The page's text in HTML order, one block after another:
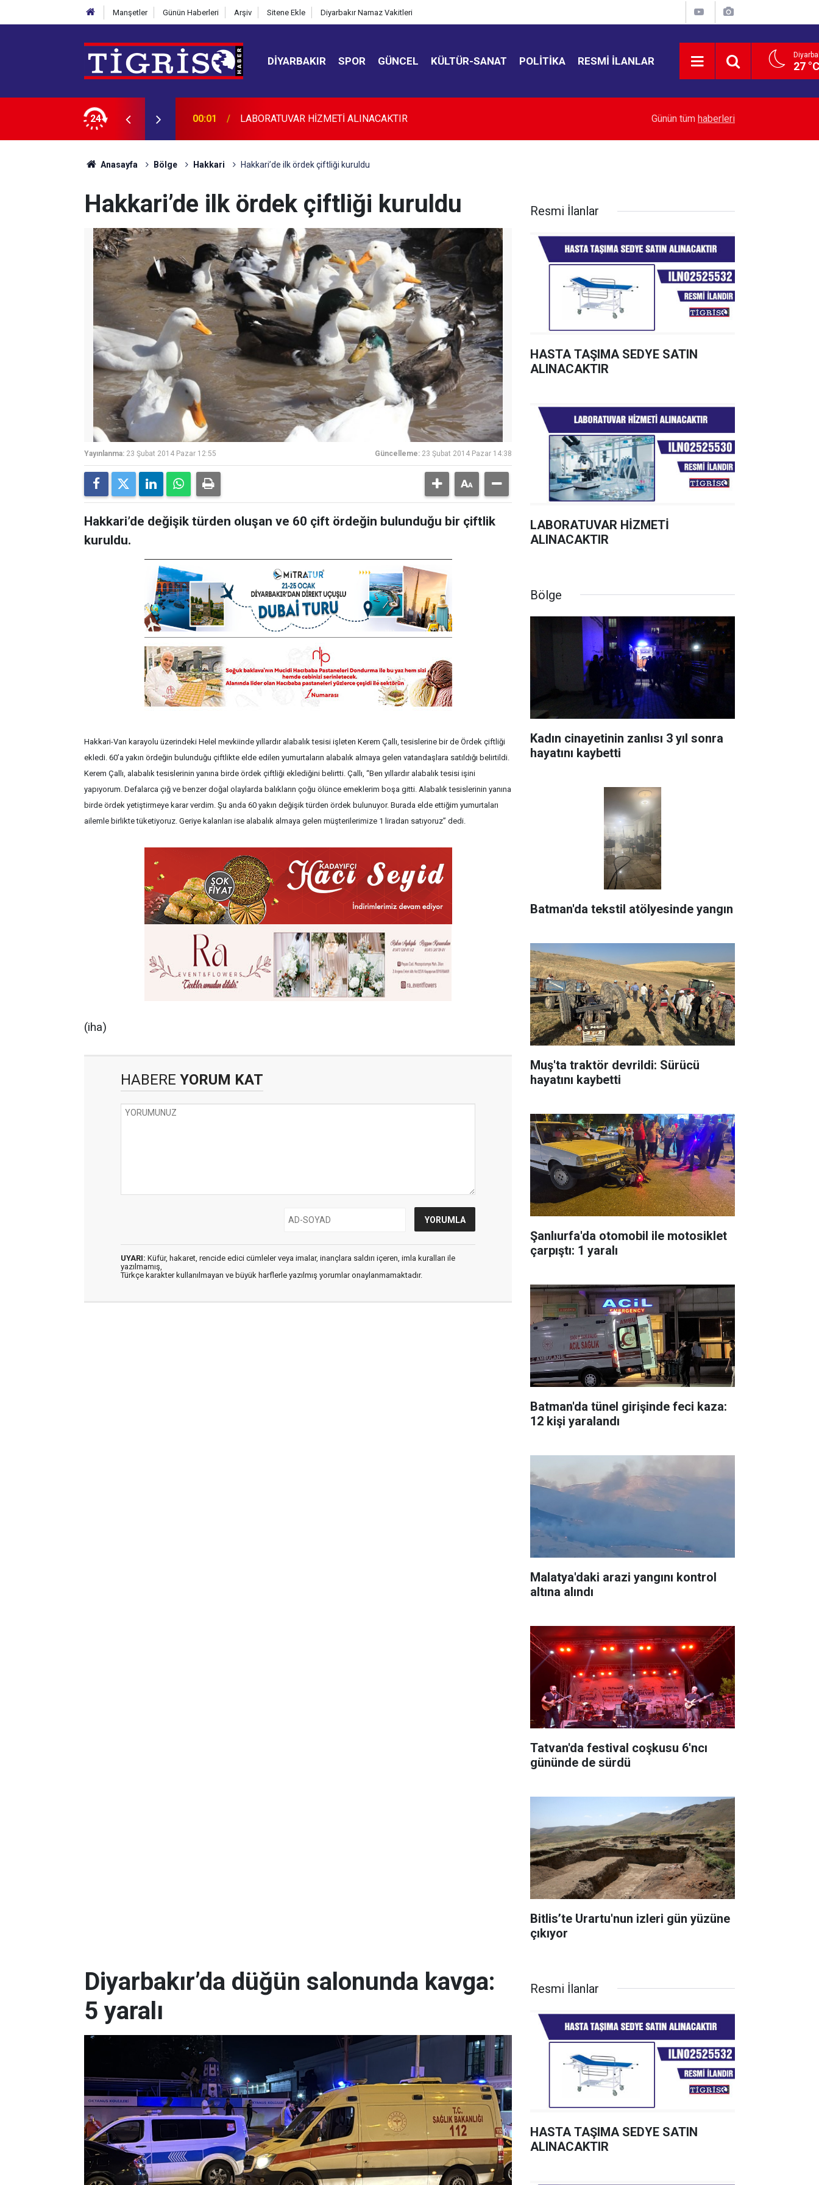
Manşetler Günün Haberleri Arşiv Sitene Ekle Diyarbakır Namaz Vakitleri
DIYARBAKIR SPOR GÜNCEL KÜLTÜR-SANAT POLITIKA RESMI İLANLAR 27
24 23:45 Diyarbakır’da düğün salonunda kavga: 5 yaralı Yemen’de ölü sayısı 38’e yükseldi
Günün tüm haberleri
Anasayfa Bölge Hakkari Hakkari’de ilk ördek çiftliği kuruldu
Hakkari’de ilk ördek çiftliği kuruldu
Yayınlanma: 23 Şubat 2014 Pazar 12:55 Güncelleme: 23 Şubat 2014 Pazar 14:38
Hakkari’de değişik türden oluşan ve 60 çift ördeğin bulunduğu bir çiftlik
kuruldu.
Hakkari-Van karayolu üzerindeki Helel mevkiinde yıllardır alabalık tesisi işleten Kerem Çallı, tesislerine bir de Ördek çiftliği
ekledi. 60’a yakın ördeğin bulunduğu çiftlikte elde edilen yumurtaların alabalık almaya gelen vatandaşlara satıldığı belirtildi.
Kerem Çallı, alabalık tesislerinin yanına birde ördek çiftliği eklediğini belirtti. Çallı, “Ben yıllardır alabalık tesisi işini
yapıyorum. Defalarca çığ ve benzer doğal olaylarda balıkların çoğu ölünce emeklerim boşa gitti. Alabalık tesislerinin yanına
birde ördek yetiştirmeye karar verdim. Şu anda 60 yakın değişik türden ördek bulunuyor. Burada elde ettiğim yumurtaları
ailemle birlikte tüketiyoruz. Geriye kalanları ise alabalık almaya gelen müşterilerimize 1 liradan satıyoruz” dedi.
(iha)
HABERE YORUM KAT
UYARI: Küfür, hakaret, rencide edici cümleler veya imalar, inançlara saldırı içeren, imla kuralları ile
yazılmamış,
Türkçe karakter kullanılmayan ve büyük harflerle yazılmış yorumlar onaylanmamaktadır.
Resmi İlanlar
HASTA TAŞIMA SEDYE SATIN
ALINACAKTIR
LABORATUVAR HİZMETİ
ALINACAKTIR
Bölge
Kadın cinayetinin zanlısı 3 yıl sonra
hayatını kaybetti
Batman'da tekstil atölyesinde yangın
Muş'ta traktör devrildi: Sürücü
hayatını kaybetti
Şanlıurfa'da otomobil ile motosiklet
çarpıştı: 1 yaralı
Batman'da tünel girişinde feci kaza:
12 kişi yaralandı
Malatya'daki arazi yangını kontrol
altına alındı
Tatvan'da festival coşkusu 6'ncı
gününde de sürdü
Bitlis’te Urartu'nun izleri gün yüzüne
çıkıyor
Diyarbakır’da düğün salonunda kavga:
5 yaralı
Resmi İlanlar
HASTA TAŞIMA SEDYE SATIN
ALINACAKTIR